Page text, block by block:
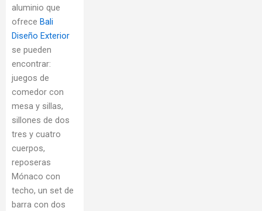
aluminio que
ofrece Bali
Diseño Exterior
se pueden
encontrar:
juegos de
comedor con
mesa y sillas,
sillones de dos
tres y cuatro
cuerpos,
reposeras
Mónaco con
techo, un set de
barra con dos